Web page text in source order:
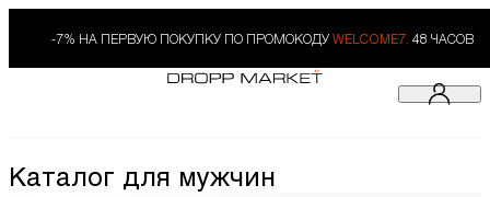
-7% НА ПЕРВУЮ ПОКУПКУ ПО ПРОМОКОДУ WELCOME7. 48 ЧАСОВ
Каталог для мужчин